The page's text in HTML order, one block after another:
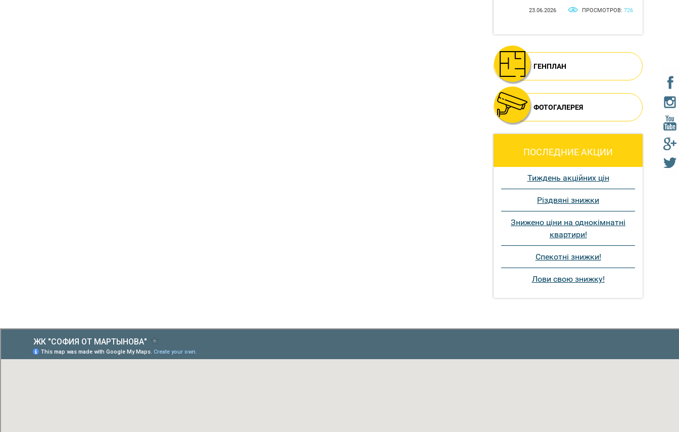
23.06.2026 ПРОСМОТРОВ: 726
ГЕНПЛАН
ФОТОГАЛЕРЕЯ
ПОСЛЕДНИЕ АКЦИИ
Тиждень акційних цін
Різдвяні знижки
Знижено ціни на однокімнатні
квартири!
Спекотні знижки!
Лови свою знижку!